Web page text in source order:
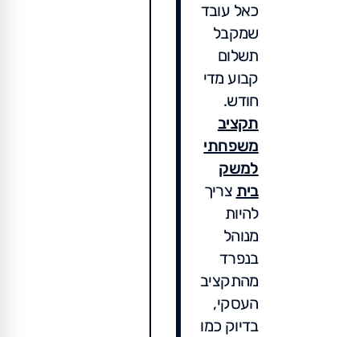
כאל עובד
שמקבל
תשלום
קבוע מדי
חודש.
תקציב
משפחתי
למשק
בית צריך
להיות
מנוהל
בנפרד
מהתקציב
העסקי,
בדיוק כמו